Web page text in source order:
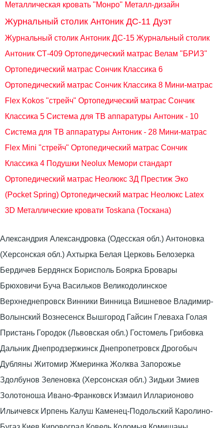
Металлическая кровать "Монро" Металл-дизайн
Журнальный столик Антоник ДС-11 Дуэт
Журнальный столик Антоник ДС-15 Журнальный столик
Антоник СТ-409 Ортопедический матрас Велам "БРИЗ"
Ортопедический матрас Сончик Классика 6
Ортопедический матрас Сончик Классика 8 Мини-матрас
Flex Kokos "стрейч" Ортопедический матрас Сончик
Классика 5 Система для ТВ аппаратуры Антоник - 10
Система для ТВ аппаратуры Антоник - 28 Мини-матрас
Flex Mini "стрейч" Ортопедический матрас Сончик
Классика 4 Подушки Neolux Мемори стандарт
Ортопедический матрас Неолюкс 3Д Престиж Эко
(Pocket Spring) Ортопедический матрас Неолюкс Latex
3D Металлические кровати Toskana (Тоскана)
Александрия Александровка (Одесская обл.) Антоновка
(Херсонская обл.) Ахтырка Белая Церковь Белозерка
Бердичев Бердянск Борисполь Боярка Бровары
Брюховичи Буча Васильков Великодолинское
Верхнеднепровск Винники Винница Вишневое Владимир-
Волынский Вознесенск Вышгород Гайсин Глеваха Голая
Пристань Городок (Львовская обл.) Гостомель Грибовка
Дальник Днепродзержинск Днепропетровск Дрогобыч
Дубляны Житомир Жмеринка Жолква Запорожье
Здолбунов Зеленовка (Херсонская обл.) Зидьки Змиев
Золотоноша Ивано-Франковск Измаил Илларионово
Ильичевск Ирпень Калуш Каменец-Подольский Каролино-